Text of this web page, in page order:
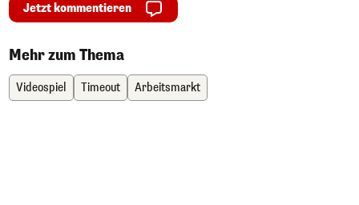
Jetzt kommentieren
Mehr zum Thema
Videospiel Timeout Arbeitsmarkt